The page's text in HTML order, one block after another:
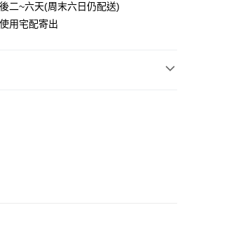
二~六天(周末六日仍配送)
用宅配寄出